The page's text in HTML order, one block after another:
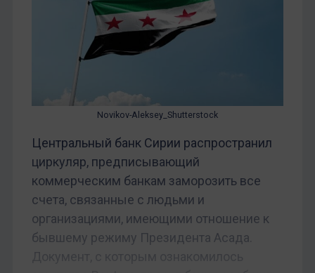
Novikov-Aleksey_Shutterstock
Центральный банк Сирии распространил
циркуляр, предписывающий
коммерческим банкам заморозить все
счета, связанные с людьми и
организациями, имеющими отношение к
бывшему режиму Президента Асада.